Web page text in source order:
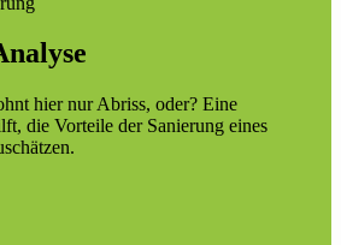
hier nur Abriss, oder? Eine
die Vorteile der Sanierung eines